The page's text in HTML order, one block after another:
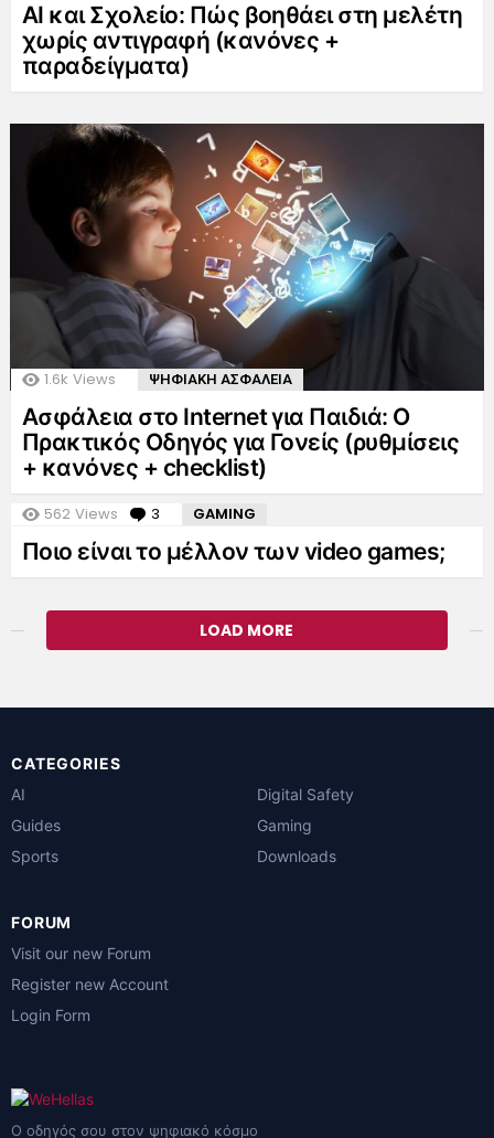
AI και Σχολείο: Πώς βοηθάει στη μελέτη
χωρίς αντιγραφή (κανόνες +
παραδείγματα)
1.6k Views ΨΗΦΙΑΚΗ ΑΣΦΑΛΕΙΑ
Ασφάλεια στο Internet για Παιδιά: Ο
Πρακτικός Οδηγός για Γονείς (ρυθμίσεις
+ κανόνες + checklist)
562 Views 3 Comments
GAMING
Ποιο είναι το μέλλον των video games;
LOAD MORE
CATEGORIES
AI
Digital Safety
Guides
Gaming
Sports
Downloads
FORUM
Visit our new Forum
Register new Account
Login Form
Ο οδηγός σου στον ψηφιακό κόσμο